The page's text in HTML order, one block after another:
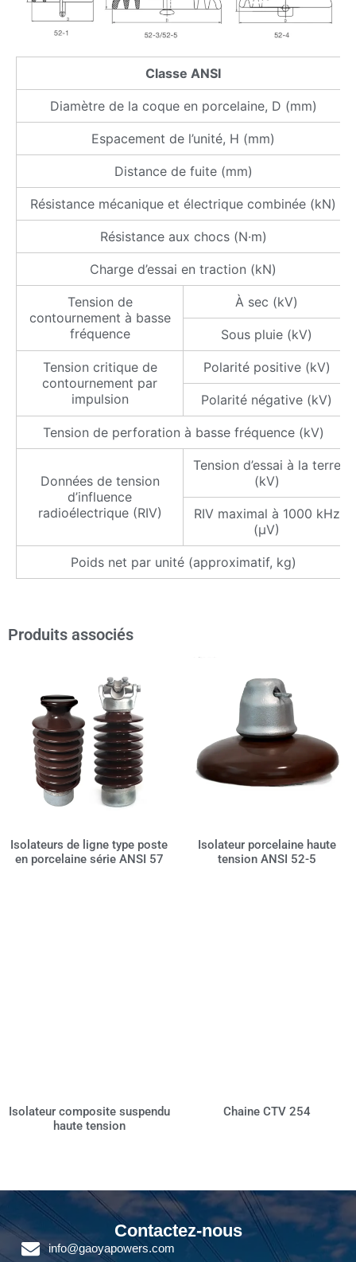
Classe ANSI
Diamètre de la coque en porcelaine, D (mm)
Espacement de l’unité, H (mm)
Distance de fuite (mm)
Résistance mécanique et électrique combinée (kN)
Résistance aux chocs (N·m)
Charge d’essai en traction (kN)
Tension de
contournement à basse
fréquence
À sec (kV)
Sous pluie (kV)
Tension critique de
contournement par
impulsion
Polarité positive (kV)
Polarité négative (kV)
Tension de perforation à basse fréquence (kV)
Données de tension
d’influence
radioélectrique (RIV)
Tension d’essai à la terre
(kV)
RIV maximal à 1000 kHz
(μV)
Poids net par unité (approximatif, kg)
Produits associés
Isolateurs de ligne type poste
en porcelaine série ANSI 57
Isolateur porcelaine haute
tension ANSI 52-5
Isolateur composite suspendu
haute tension
Chaine CTV 254
Contactez-nous
info@gaoyapowers.com